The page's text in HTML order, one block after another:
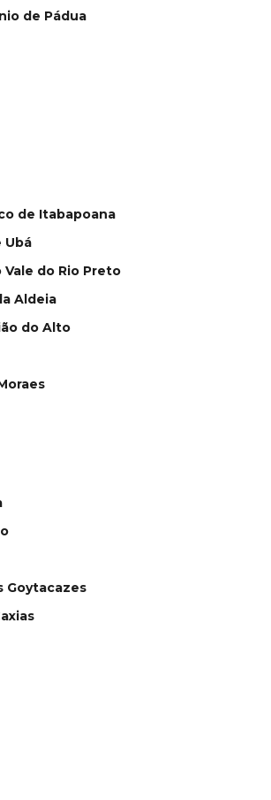
de Pádua
de Itabapoana
Ubá
Vale do Rio Preto
Aldeia
do Alto
Goytacazes